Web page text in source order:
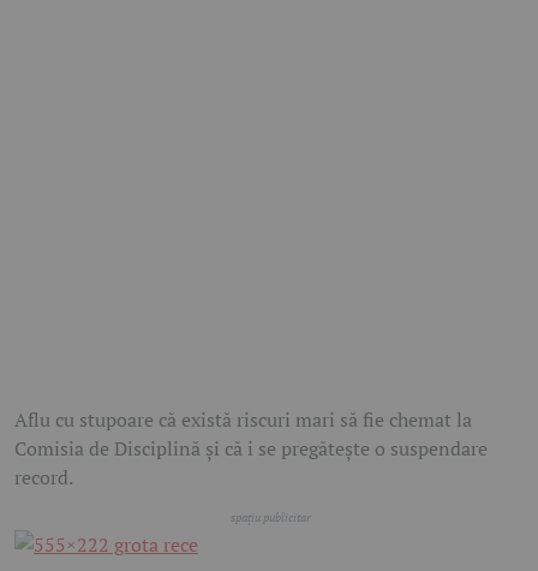
Aflu cu stupoare că există riscuri mari să fie chemat la
Comisia de Disciplină și că i se pregătește o suspendare
record.